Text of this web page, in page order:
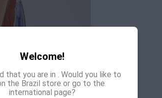
Welcome!
that you are in
. Would you like to
the Brazil store or go to the
international page?